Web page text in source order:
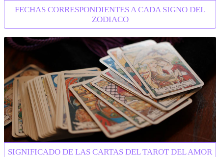
FECHAS CORRESPONDIENTES A CADA SIGNO DEL
ZODIACO
SIGNIFICADO DE LAS CARTAS DEL TAROT DEL AMOR